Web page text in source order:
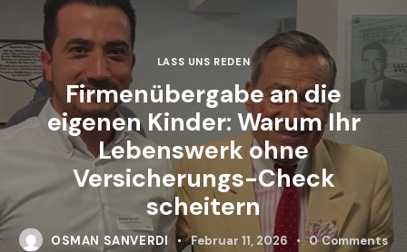
LASS UNS REDEN
Firmenübergabe an die
eigenen Kinder: Warum Ihr
Lebenswerk ohne
Versicherungs-Check
scheitern
OSMAN SANVERDI Februar 11, 2026 0 Comments